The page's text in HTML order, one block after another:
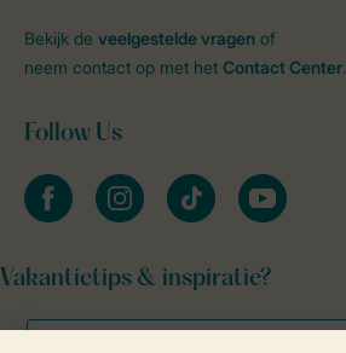
Bekijk de veelgestelde vragen of
neem contact op met het Contact Center.
Follow Us
facebookinstagramtiktok youtube
Vakantietips & inspiratie?